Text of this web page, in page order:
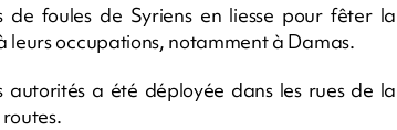
foules de Syriens en liesse pour fêter la
leurs occupations, notamment à Damas.
a été déployée dans les rues de la